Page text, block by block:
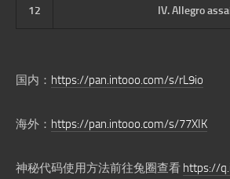
12 IV. Allegro
国内： https://pan.intooo.com/s/rL9io
海外： https://pan.intooo.com/s/77XIK
神秘代码使用方法前往兔圈查看 https://